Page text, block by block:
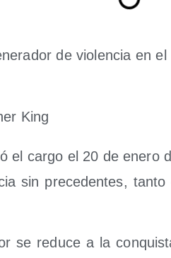
de vio­len­cia en
King
el car­go el 20 de enero
sin pre­ce­den­tes,
se redu­ce a la